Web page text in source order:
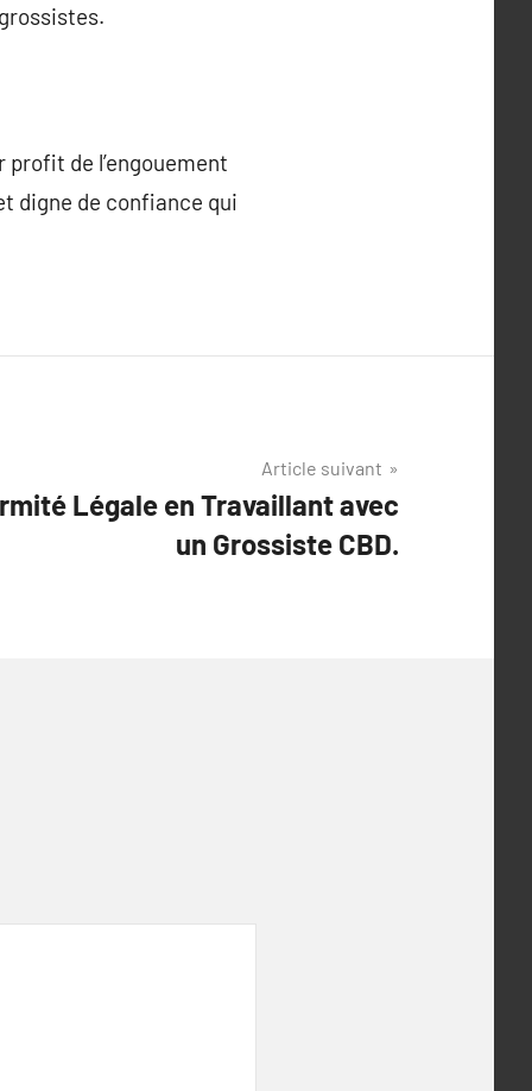
de l’engouement
digne de confiance qui
Article suivant
Légale en Travaillant avec
un Grossiste CBD.